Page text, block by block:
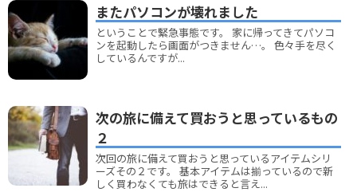
またパソコンが壊れました
ということで緊急事態です。 家に帰ってきてパソコ
ンを起動したら画面がつきません…。 色々手を尽く
しているんですが...
次の旅に備えて買おうと思っているもの
２
次回の旅に備えて買おうと思っているアイテムシリ
ーズその２です。 基本アイテムは揃っているので新
しく買わなくても旅はできると言え...